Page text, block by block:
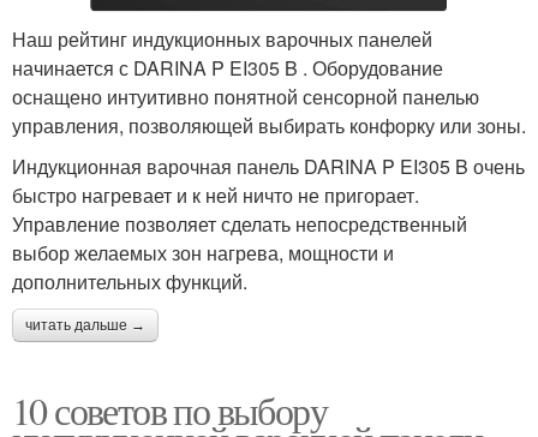
Наш рейтинг индукционных варочных панелей
начинается с DARINA P EI305 B . Оборудование
оснащено интуитивно понятной сенсорной панелью
управления, позволяющей выбирать конфорку или зоны.
Индукционная варочная панель DARINA P EI305 B очень
быстро нагревает и к ней ничто не пригорает.
Управление позволяет сделать непосредственный
выбор желаемых зон нагрева, мощности и
дополнительных функций.
читать дальше →
10 советов по выбору